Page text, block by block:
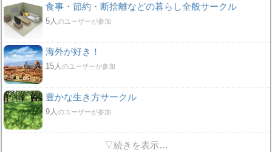
食事・節約・断捨離などの暮らし全般サークル
5人のユーザーが参加
海外が好き！
15人のユーザーが参加
豊かな生き方サークル
9人のユーザーが参加
▽続きを表示…